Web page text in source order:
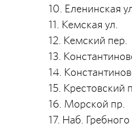
10. Еленинская
11. Кемская ул.
12. Кемский пер.
13.
14.
15. Крестовский
16. Морской пр.
17. Наб. Гребного